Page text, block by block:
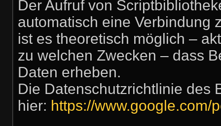
Der Aufruf von
automatisch eine Verbindung
ist es theoretisch möglich –
zu welchen Zwecken – dass
Daten erheben.
Die Datenschutzrichtlinie des
hier: https://www.google.com/